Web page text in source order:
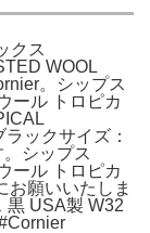
クス
WOOL
。シップス
ール トロピカ
ックサイズ：
シップス
ール トロピカ
お願いいたしま
黒 USA製 W32